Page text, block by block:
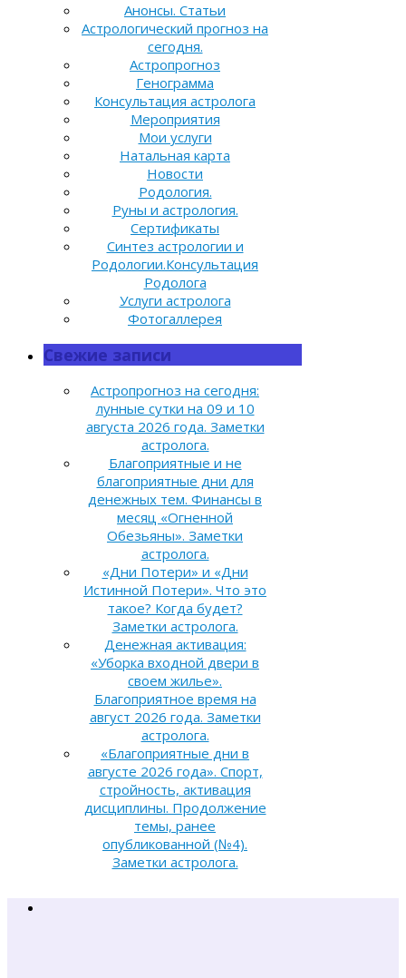
Анонсы. Статьи
Астрологический прогноз на
сегодня.
Астропрогноз
Генограмма
Консультация астролога
Мероприятия
Мои услуги
Натальная карта
Новости
Родология.
Руны и астрология.
Сертификаты
Синтез астрологии и
Родологии.Консультация
Родолога
Услуги астролога
Фотогаллерея
Свежие записи
Астропрогноз на сегодня:
лунные сутки на 09 и 10
августа 2026 года. Заметки
астролога.
Благоприятные и не
благоприятные дни для
денежных тем. Финансы в
месяц «Огненной
Обезьяны». Заметки
астролога.
«Дни Потери» и «Дни
Истинной Потери». Что это
такое? Когда будет?
Заметки астролога.
Денежная активация:
«Уборка входной двери в
своем жилье».
Благоприятное время на
август 2026 года. Заметки
астролога.
«Благоприятные дни в
августе 2026 года». Спорт,
стройность, активация
дисциплины. Продолжение
темы, ранее
опубликованной (№4).
Заметки астролога.